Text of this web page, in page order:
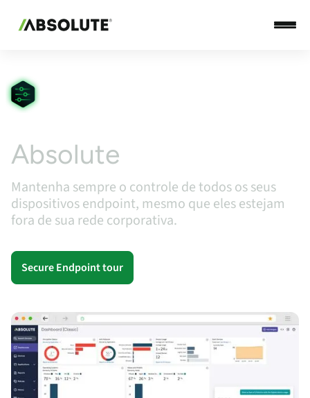
Absolute
Mantenha sempre o controle de todos os seus
dispositivos endpoint, mesmo que eles estejam
fora de sua rede corporativa.
Secure Endpoint tour